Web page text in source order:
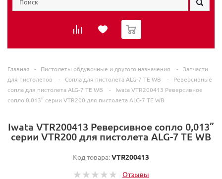
0
Главная - Пистолеты обдувочные и другого назначения -
Запчасти
для пистолетов
- Сопла для пистолета ALG-7 TE WB -
Реверсивные
сопла для пистолета ALG-7 TE WB
-
Iwata VTR200413 Реверсивное
сопло 0,013” серии VTR200 для пистолета ALG-7 TE WB
Iwata VTR200413 Реверсивное сопло 0,013”
серии VTR200 для пистолета ALG-7 TE WB
Код товара:VTR200413
Отзывы